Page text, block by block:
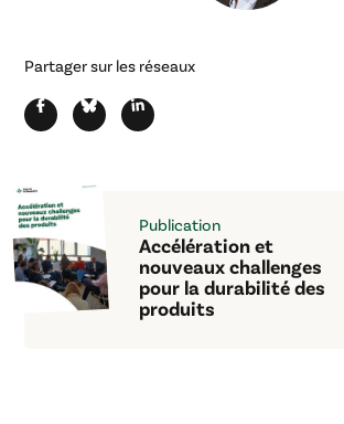
Partager sur les réseaux
Publication
Accélération et
nouveaux challenges
pour la durabilité des
produits